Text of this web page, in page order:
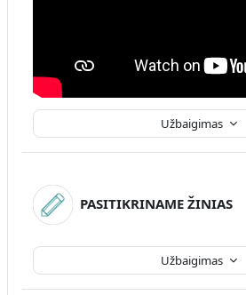
Užbaigimas
Užbaigimas
PASITIKRINAME ŽINIAS